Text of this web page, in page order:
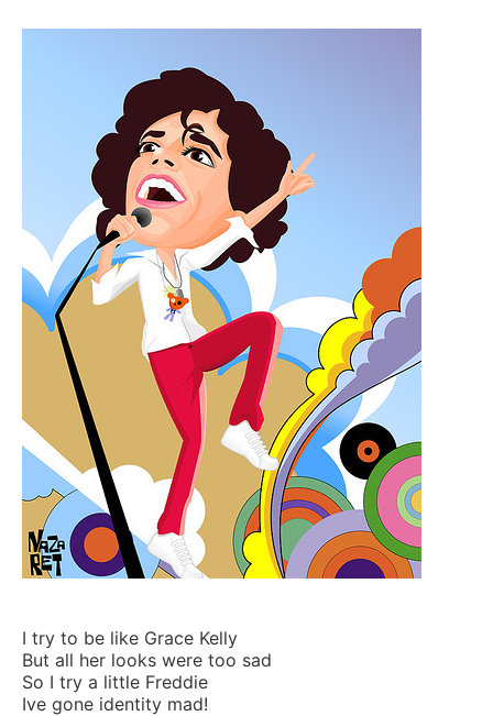
I try to be like Grace Kelly
But all her looks were too sad
So I try a little Freddie
Ive gone identity mad!